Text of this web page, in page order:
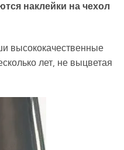
наклейки на чехол
высококачественные
лет, не выцветая